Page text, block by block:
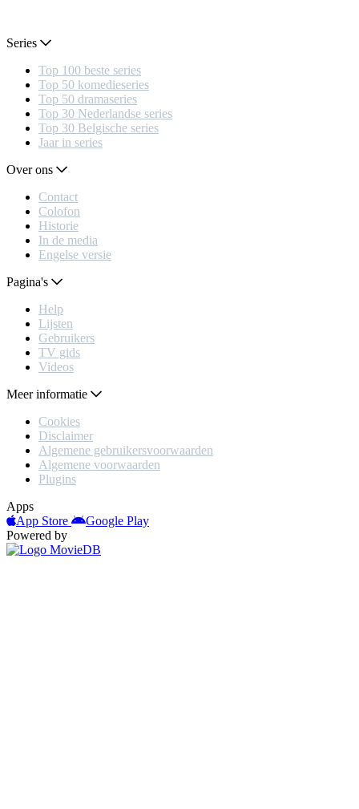
Series
Top 100 beste series
Top 50 komedieseries
Top 50 dramaseries
Top 30 Nederlandse series
Top 30 Belgische series
Jaar in series
Over ons
Contact
Colofon
Historie
In de media
Engelse versie
Pagina's
Help
Lijsten
Gebruikers
TV gids
Videos
Meer informatie
Cookies
Disclaimer
Algemene gebruikersvoorwaarden
Algemene voorwaarden
Plugins
Apps
App Store
Google Play
Powered by